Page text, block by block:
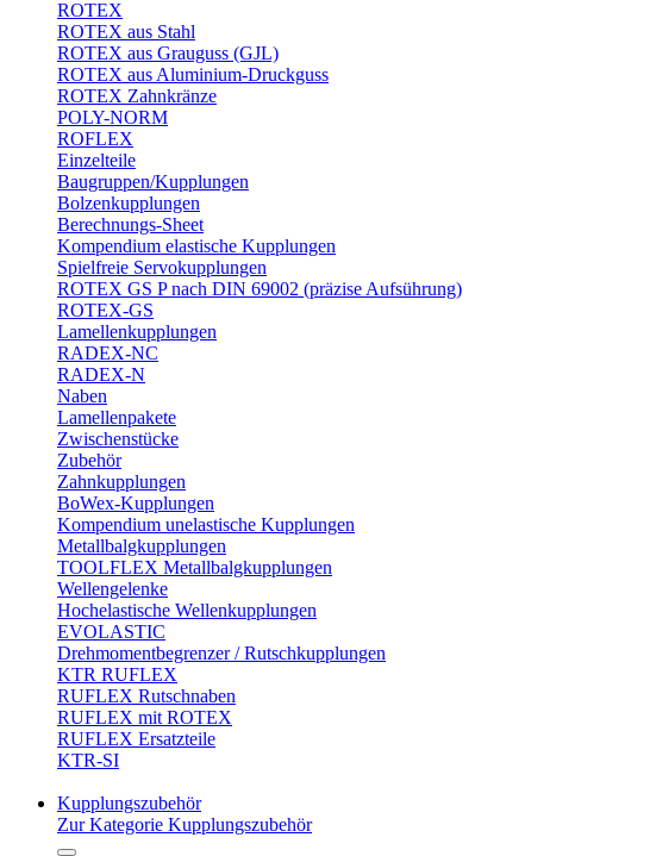
ROTEX
ROTEX aus Stahl
ROTEX aus Grauguss (GJL)
ROTEX aus Aluminium-Druckguss
ROTEX Zahnkränze
POLY-NORM
ROFLEX
Einzelteile
Baugruppen/Kupplungen
Bolzenkupplungen
Berechnungs-Sheet
Kompendium elastische Kupplungen
Spielfreie Servokupplungen
ROTEX GS P nach DIN 69002 (präzise Aufsührung)
ROTEX-GS
Lamellenkupplungen
RADEX-NC
RADEX-N
Naben
Lamellenpakete
Zwischenstücke
Zubehör
Zahnkupplungen
BoWex-Kupplungen
Kompendium unelastische Kupplungen
Metallbalgkupplungen
TOOLFLEX Metallbalgkupplungen
Wellengelenke
Hochelastische Wellenkupplungen
EVOLASTIC
Drehmomentbegrenzer / Rutschkupplungen
KTR RUFLEX
RUFLEX Rutschnaben
RUFLEX mit ROTEX
RUFLEX Ersatzteile
KTR-SI
Kupplungszubehör
Zur Kategorie Kupplungszubehör